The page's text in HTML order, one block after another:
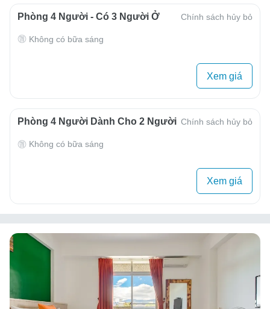
Phòng 4 Người - Có 3 Người Ở Chính sách hủy bỏ
Không có bữa sáng
Xem giá
Phòng 4 Người Dành Cho 2 Người Chính sách hủy bỏ
Không có bữa sáng
Xem giá